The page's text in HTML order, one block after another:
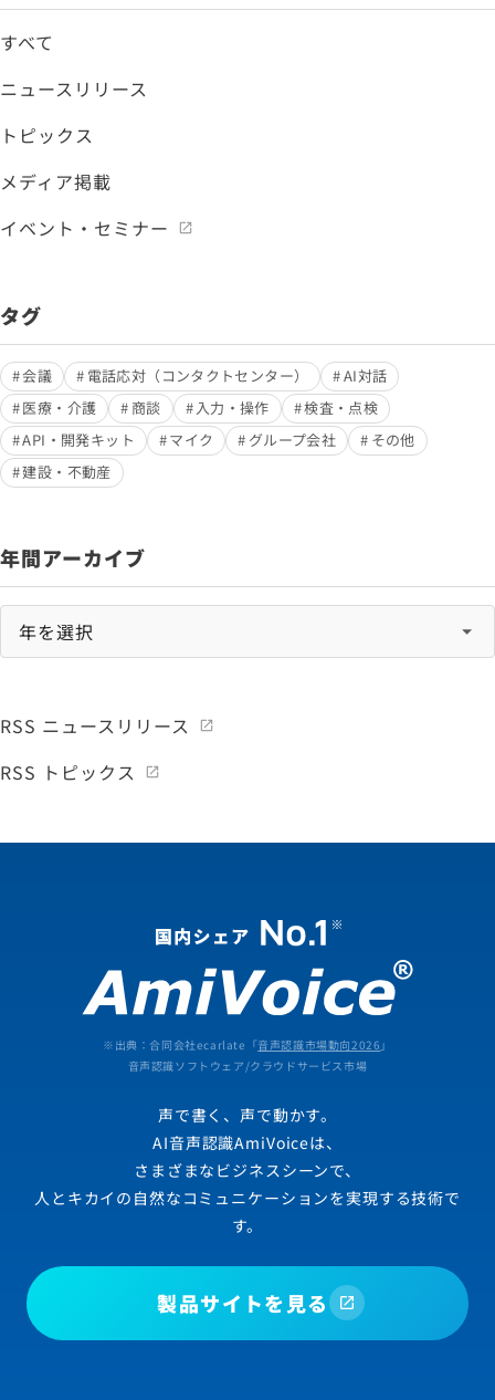
すべて
ニュースリリース
トピックス
メディア掲載
イベント・セミナー
タグ
会議 電話応対（コンタクトセンター）
AI対話
医療・介護
商談 入力・操作
検査・点検
API・開発キット
マイク グループ会社
その他
建設・不動産
年間アーカイブ
RSS ニュースリリース
RSS トピックス
※出典：合同会社ecarlate「音声認識市場動向2026 」
音声認識ソフトウェア/クラウドサービス市場
声で書く、声で動かす。
AI音声認識AmiVoiceは、
さまざまなビジネスシーンで、
人とキカイの自然なコミュニケーションを実現する技術で
す。
製品サイトを見る